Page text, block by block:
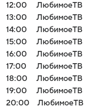
12:00
ЛюбимоеТВ
13:00
ЛюбимоеТВ
14:00
ЛюбимоеТВ
15:00
ЛюбимоеТВ
16:00
ЛюбимоеТВ
17:00
ЛюбимоеТВ
18:00
ЛюбимоеТВ
19:00
ЛюбимоеТВ
20:00
ЛюбимоеТВ